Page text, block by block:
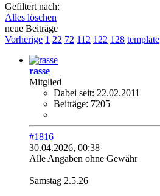
Gefiltert nach:
Alles löschen
neue Beiträge
Vorherige 1 22 72 112 122 128 template
rasse
Mitglied
Dabei seit: 22.02.2011
Beiträge: 7205
#1816
30.04.2026, 00:38
Alle Angaben ohne Gewähr
Samstag 2.5.26